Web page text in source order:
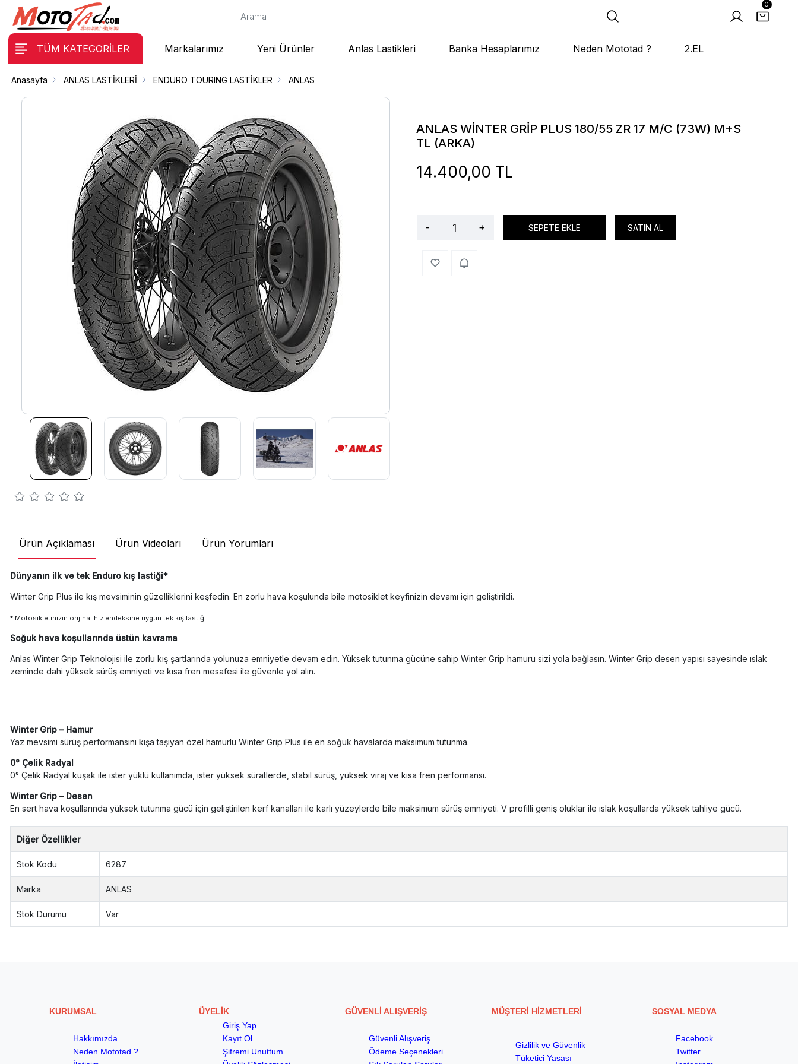
0
TÜM KATEGORİLER Markalarımız Yeni Ürünler Anlas Lastikleri Banka Hesaplarımız Neden Mototad ? 2.EL
Anasayfa ANLAS LASTİKLERİ ENDURO TOURING LASTİKLER ANLAS
ANLAS WİNTER GRİP PLUS 180/55 ZR 17 M/C (73W) M+S
TL (ARKA)
14.400,00 TL
- + SEPETE EKLE SATIN AL
Ürün Açıklaması Ürün Videoları Ürün Yorumları
Dünyanın ilk ve tek Enduro kış lastiği*
Winter Grip Plus ile kış mevsiminin güzelliklerini keşfedin. En zorlu hava koşulunda bile motosiklet keyfinizin devamı için geliştirildi.
* Motosikletinizin orijinal hız endeksine uygun tek kış lastiği
Soğuk hava koşullarında üstün kavrama
Anlas Winter Grip Teknolojisi ile zorlu kış şartlarında yolunuza emniyetle devam edin. Yüksek tutunma gücüne sahip Winter Grip hamuru sizi yola bağlasın. Winter Grip desen yapısı sayesinde ıslak
zeminde dahi yüksek sürüş emniyeti ve kısa fren mesafesi ile güvenle yol alın.
Winter Grip – Hamur
Yaz mevsimi sürüş performansını kışa taşıyan özel hamurlu Winter Grip Plus ile en soğuk havalarda maksimum tutunma.
0° Çelik Radyal
0° Çelik Radyal kuşak ile ister yüklü kullanımda, ister yüksek süratlerde, stabil sürüş, yüksek viraj ve kısa fren performansı.
Winter Grip – Desen
En sert hava koşullarında yüksek tutunma gücü için geliştirilen kerf kanalları ile karlı yüzeylerde bile maksimum sürüş emniyeti. V profilli geniş oluklar ile ıslak koşullarda yüksek tahliye gücü.
Diğer Özellikler
Stok Kodu 6287
Marka ANLAS
Stok Durumu Var
KURUMSAL ÜYELİK GÜVENLİ ALIŞVERİŞ MÜŞTERİ HİZMETLERİ SOSYAL MEDYA
Hakkımızda
Neden Mototad ?
Giriş Yap
Kayıt Ol
Şifremi Unuttum
Güvenli Alışveriş
Ödeme Seçenekleri
Gizlilik ve Güvenlik
Tüketici Yasası
Facebook
Twitter